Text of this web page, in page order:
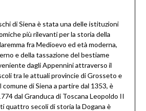
di Siena è stata una delle istituzioni
più rilevanti per la storia della
fra Medioevo ed età moderna,
e della tassazione del bestiame
dagli Appennini attraverso il
tra le attuali provincie di Grosseto e
di Siena a partire dal 1353, è
dal Granduca di Toscana Leopoldo II
quattro secoli di storia la Dogana è